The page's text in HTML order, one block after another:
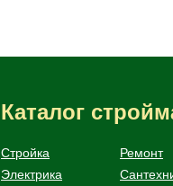
Каталог
Стройка Ремонт
Электрика